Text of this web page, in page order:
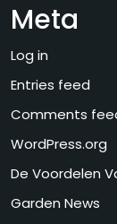
Meta
Log in
Entries feed
Comments
WordPress.org
De Voordelen
Garden News